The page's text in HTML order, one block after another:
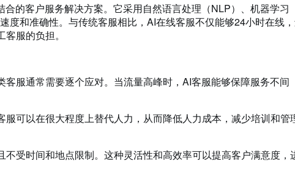
的客户服务解决方案。它采用自然语言处理（NLP）、机器学习
度和准确性。与传统客服相比，AI在线客服不仅能够24小时在线
服的负担。
服通常需要逐个应对。当流量高峰时，AI客服能够保障服务不间
可以在很大程度上替代人力，从而降低人力成本，减少培训和管
受时间和地点限制。这种灵活性和高效率可以提高客户满意度，